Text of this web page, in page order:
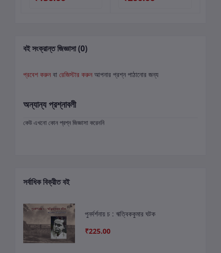
বই সংক্রান্ত জিজ্ঞাসা (0)
প্রবেশ করুন বা রেজিস্টার করুন আপনার প্রশ্ন পাঠানোর জন্য
অন্যান্য প্রশ্নাবলী
কেউ এখনো কোন প্রশ্ন জিজ্ঞাসা করেননি
সর্বাধিক বিক্রীত বই
পুনর্দর্শনায় চ : ঋত্বিককুমার ঘটক
₹225.00